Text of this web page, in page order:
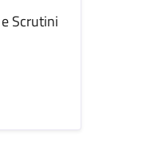
Scrutini